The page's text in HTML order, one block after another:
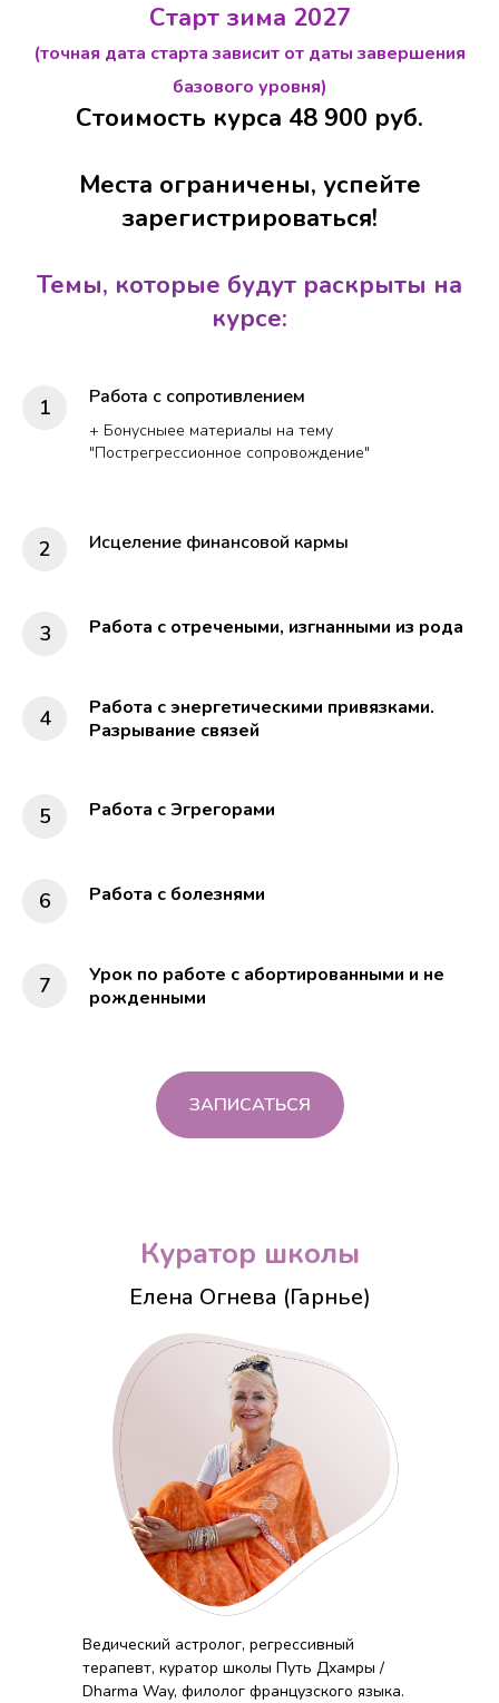
Старт зима 2027
(точная дата старта зависит от даты завершения
базового уровня)
Стоимость курса 48 900 руб.
Места ограничены, успейте
зарегистрироваться!
Темы, которые будут раскрыты на
курсе:
Работа с сопротивлением
+ Бонусныее материалы на тему
"Пострегрессионное сопровождение"
Исцеление финансовой кармы
Работа с отречеными, изгнанными из рода
Работа с энергетическими привязками.
Разрывание связей
Работа с Эгрегорами
Работа с болезнями
Урок по работе с абортированными и не
рожденными
ЗАПИСАТЬСЯ
Елена Огнева (гарнье)
Ведический астролог, регрессивный
терапевт, куратор школы Путь Дхамры /
Dharma Way, филолог французского языка.
Куратор школы